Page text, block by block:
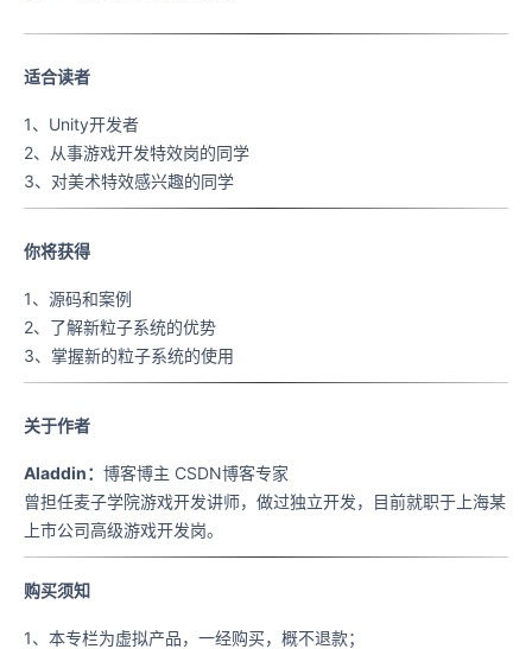
适合读者
1、Unity开发者
2、从事游戏开发特效岗的同学
3、对美术特效感兴趣的同学
你将获得
1、源码和案例
2、了解新粒子系统的优势
3、掌握新的粒子系统的使用
关于作者
Aladdin： 博客博主 CSDN博客专家
曾担任麦子学院游戏开发讲师，做过独立开发，目前就职于上海某
上市公司高级游戏开发岗。
购买须知
1、本专栏为虚拟产品，一经购买，概不退款；